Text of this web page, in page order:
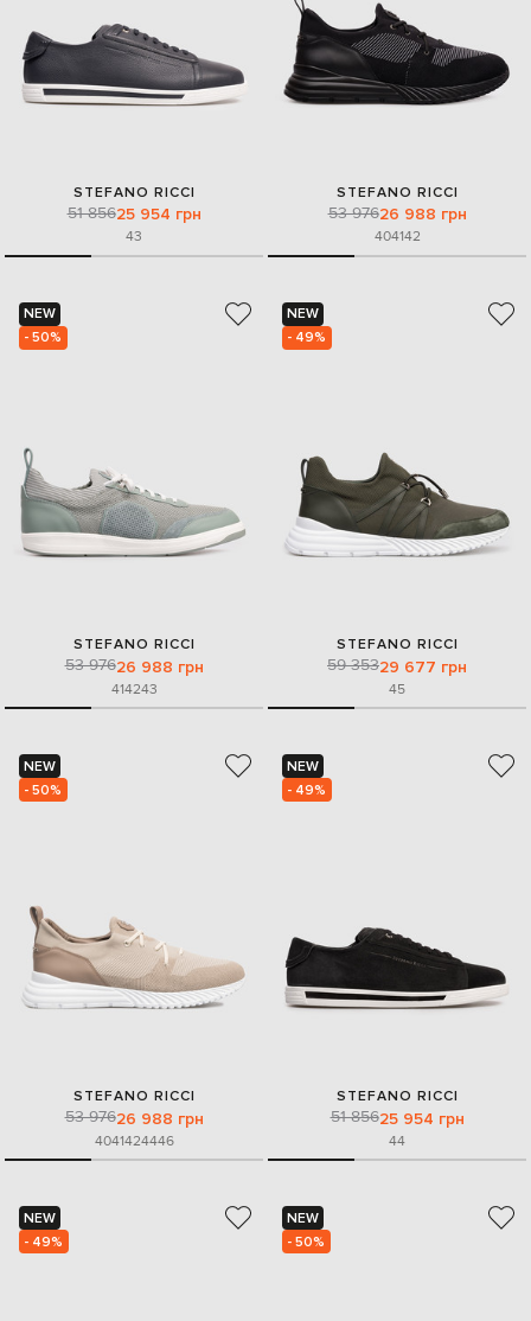
STEFANO RICCI
51 85625 954 грн
43
STEFANO RICCI
53 97626 988 грн
404142
NEW
- 50%
STEFANO RICCI
53 97626 988 грн
414243
NEW
- 49%
STEFANO RICCI
59 35329 677 грн
45
NEW
- 50%
STEFANO RICCI
53 97626 988 грн
4041424446
NEW
- 49%
STEFANO RICCI
51 85625 954 грн
44
NEW
- 49%
NEW
- 50%